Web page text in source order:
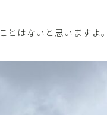
はないと思いますよ。